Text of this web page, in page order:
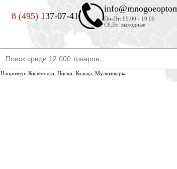
8 (495) 137-07-41
Пн-Пт: 09.00 - 19.00
Сб,Вс: выходные
Например: Кофемолка Носки Кольца Мультиварка